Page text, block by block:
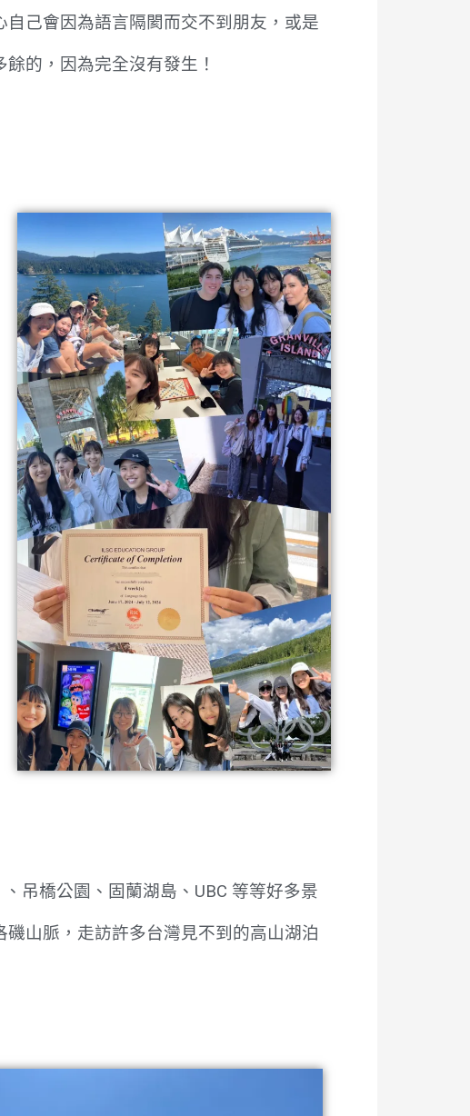
己會因為語言隔閡而交不到朋友，或是
的，因為完全沒有發生！
吊橋公園、固蘭湖島、UBC 等等好多景
山脈，走訪許多台灣見不到的高山湖泊